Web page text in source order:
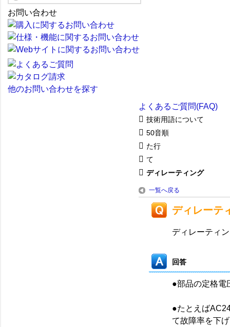
お問い合わせ
他のお問い合わせを探す
よくあるご質問(FAQ)
技術用語について
50音順
た行
て
ディレーティング
一覧へ戻る
ディレーテ
ディレーティ
回答
●部品の定格電
●たとえば
て故障率を下